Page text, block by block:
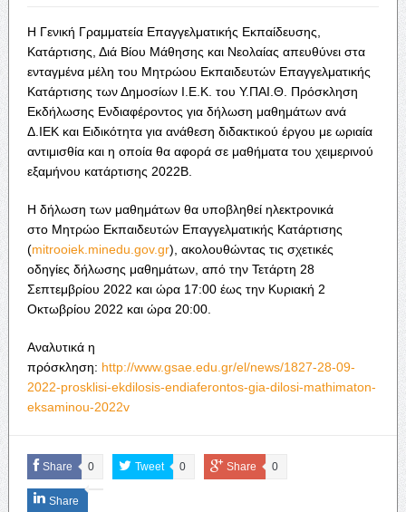
Η Γενική Γραμματεία Επαγγελματικής Εκπαίδευσης,
Κατάρτισης, Διά Βίου Μάθησης και Νεολαίας απευθύνει στα
ενταγμένα μέλη του Μητρώου Εκπαιδευτών Επαγγελματικής
Κατάρτισης των Δημοσίων Ι.Ε.Κ. του Υ.ΠΑΙ Θ. Πρόσκληση
Εκδήλωσης Ενδιαφέροντος για δήλωση μαθημάτων ανά
Δ.ΙΕΚ και Ειδικότητα για ανάθεση διδακτικού έργου με ωριαία
αντιμισθία και η οποία θα αφορά σε μαθήματα του χειμερινού
εξαμήνου κατάρτισης 2022Β.
Η δήλωση των μαθημάτων θα υποβληθεί ηλεκτρονικά
στο Μητρώο Εκπαιδευτών Επαγγελματικής Κατάρτισης
(mitrooiek.minedu.gov.gr), ακολουθώντας τις σχετικές
οδηγίες δήλωσης μαθημάτων, από την Τετάρτη 28
Σεπτεμβρίου 2022 και ώρα 17:00 έως την Κυριακή 2
Οκτωβρίου 2022 και ώρα 20:00.
Αναλυτικά η
πρόσκληση: http://www.gsae.edu.gr/el/news/1827-28-09-
2022-prosklisi-ekdilosis-endiaferontos-gia-dilosi-mathimaton-
eksaminou-2022v
Share 0 Tweet 0 Share 0
Share